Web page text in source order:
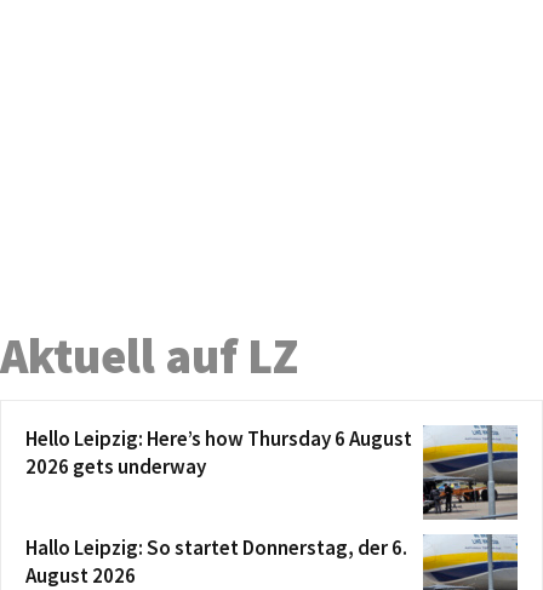
Aktuell auf LZ
Hello Leipzig: Here’s how Thursday 6 August
2026 gets underway
Hallo Leipzig: So startet Donnerstag, der 6.
August 2026